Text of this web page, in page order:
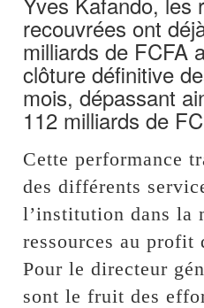
recouvrées ont
milliards de FCFA
clôture définitive
mois, dépassant
112 milliards de
Cette performance
des différents
l’institution dans la
ressources au profit
Pour le directeur
sont le fruit des